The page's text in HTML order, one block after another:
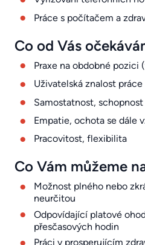
Práce s počítačem a
Co od Vás
Praxe na obdobné pozici
Uživatelská znalost práce
Samostatnost,
Empatie, ochota se dále
Pracovitost, flexibilita
Co Vám můžeme
Možnost plného nebo
neurčitou
Odpovídající platové
přesčasových hodin
Práci v prosperujícím